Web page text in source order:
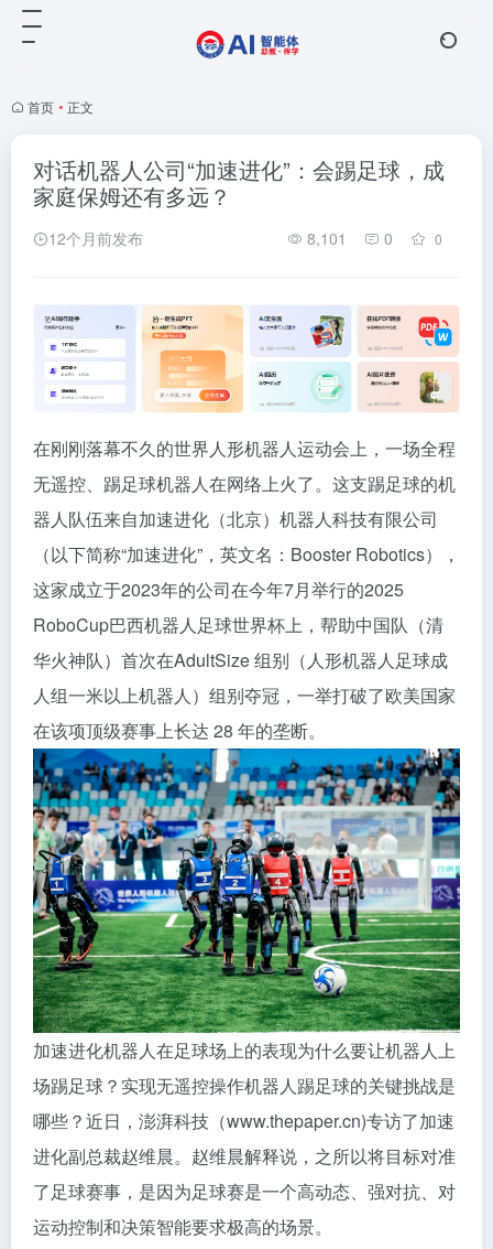
首页 • 正文
对话机器人公司“加速进化”：会踢足球，成
家庭保姆还有多远？
12个月前发布 8,101 0 0
在刚刚落幕不久的世界人形机器人运动会上，一场全程
无遥控、踢足球机器人在网络上火了。这支踢足球的机
器人队伍来自加速进化（北京）机器人科技有限公司
（以下简称“加速进化”，英文名：Booster Robotics），
这家成立于2023年的公司在今年7月举行的2025
RoboCup巴西机器人足球世界杯上，帮助中国队（清
华火神队）首次在AdultSize 组别（人形机器人足球成
人组一米以上机器人）组别夺冠，一举打破了欧美国家
在该项顶级赛事上长达 28 年的垄断。
加速进化机器人在足球场上的表现为什么要让机器人上
场踢足球？实现无遥控操作机器人踢足球的关键挑战是
哪些？近日，澎湃科技（www.thepaper.cn)专访了加速
进化副总裁赵维晨。赵维晨解释说，之所以将目标对准
了足球赛事，是因为足球赛是一个高动态、强对抗、对
运动控制和决策智能要求极高的场景。